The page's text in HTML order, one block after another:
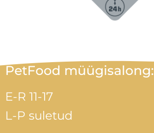
PetFood müügisalong:
E-R 11-17
L-P suletud